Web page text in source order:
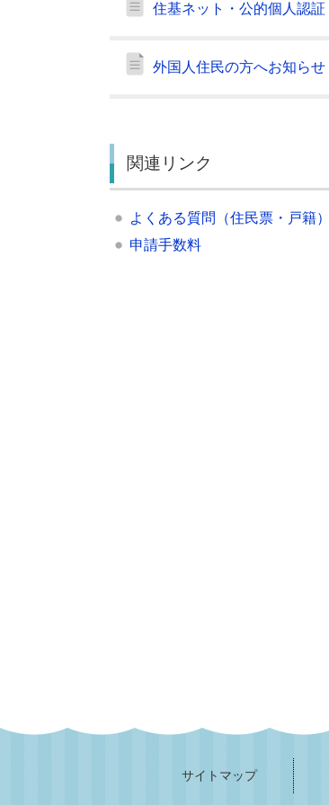
住基ネット・公的個人認証
外国人住民の方へお知らせ
関連リンク
よくある質問（住民票・戸籍）
申請手数料
サイトマップ